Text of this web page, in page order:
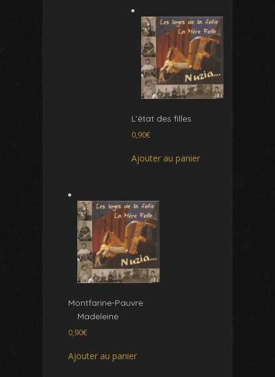
L’état des filles
0,90€
Ajouter au panier
Montfarine-Pauvre
Madeleine
0,90€
Ajouter au panier